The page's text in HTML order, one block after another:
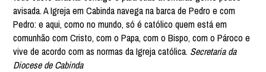
avisada. A Igreja em Cabinda navega na barca de Pedro e com
Pedro: e aqui, como no mundo, só é católico quem está em
comunhão com Cristo, com o Papa, com o Bispo, com o Pároco e
vive de acordo com as normas da Igreja católica. Secretaria da
Diocese de Cabinda